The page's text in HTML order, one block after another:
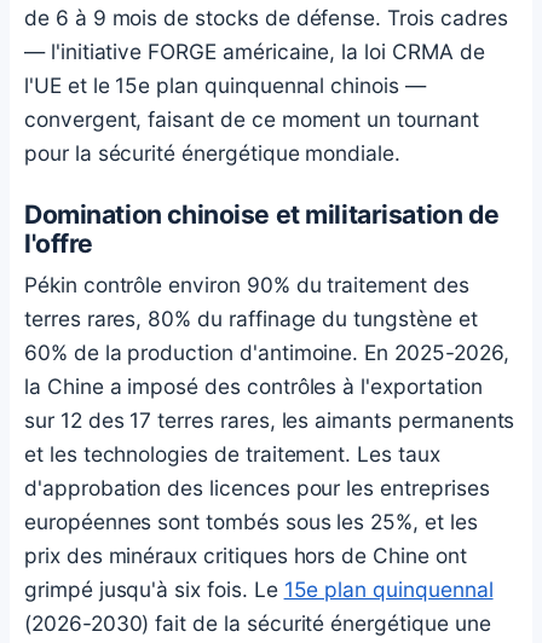
de 6 à 9 mois de stocks de défense. Trois cadres
— l'initiative FORGE américaine, la loi CRMA de
l'UE et le 15e plan quinquennal chinois —
convergent, faisant de ce moment un tournant
pour la sécurité énergétique mondiale.
Domination chinoise et militarisation de
l'offre
Pékin contrôle environ 90% du traitement des
terres rares, 80% du raffinage du tungstène et
60% de la production d'antimoine. En 2025-2026,
la Chine a imposé des contrôles à l'exportation
sur 12 des 17 terres rares, les aimants permanents
et les technologies de traitement. Les taux
d'approbation des licences pour les entreprises
européennes sont tombés sous les 25%, et les
prix des minéraux critiques hors de Chine ont
grimpé jusqu'à six fois. Le 15e plan quinquennal
(2026-2030) fait de la sécurité énergétique une